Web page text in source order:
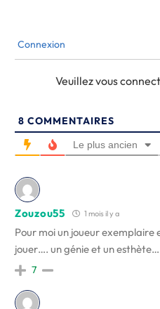
Connexion
Veuillez vous
8 COMMENTAIRES
Le plus ancien
Zouzou55 1 mois il y a
Pour moi un joueur
jouer…. un génie et un esthète…
7